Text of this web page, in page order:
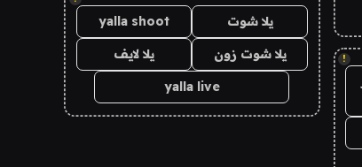
!
يلا شوت yalla shoot
يلا شوت زون يلا لايف
yalla live